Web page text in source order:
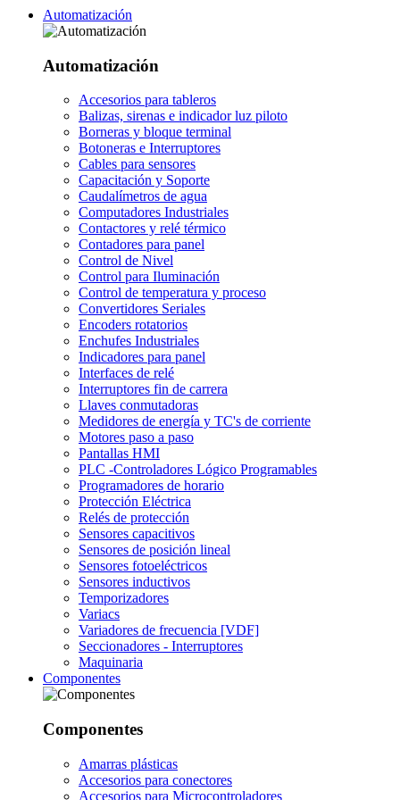
Automatización
Automatización
Accesorios para tableros
Balizas, sirenas e indicador luz piloto
Borneras y bloque terminal
Botoneras e Interruptores
Cables para sensores
Capacitación y Soporte
Caudalímetros de agua
Computadores Industriales
Contactores y relé térmico
Contadores para panel
Control de Nivel
Control para Iluminación
Control de temperatura y proceso
Convertidores Seriales
Encoders rotatorios
Enchufes Industriales
Indicadores para panel
Interfaces de relé
Interruptores fin de carrera
Llaves conmutadoras
Medidores de energía y TC's de corriente
Motores paso a paso
Pantallas HMI
PLC -Controladores Lógico Programables
Programadores de horario
Protección Eléctrica
Relés de protección
Sensores capacitivos
Sensores de posición lineal
Sensores fotoeléctricos
Sensores inductivos
Temporizadores
Variacs
Variadores de frecuencia [VDF]
Seccionadores - Interruptores
Maquinaria
Componentes
Componentes
Amarras plásticas
Accesorios para conectores
Accesorios para Microcontroladores